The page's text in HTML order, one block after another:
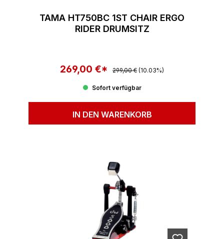
TAMA HT750BC 1ST CHAIR ERGO
RIDER DRUMSITZ
Verkaufspreis:
269,00 €* Regulärer Preis:
299,00 € (10.03%)
Sofort verfügbar
IN DEN WARENKORB